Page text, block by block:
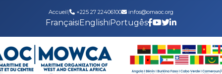
Accueil| +225 27 22406100 infos@omaoc.org
Français|English|Portugês